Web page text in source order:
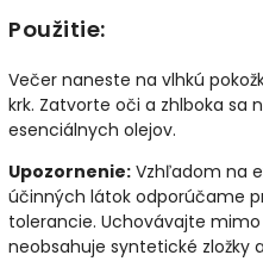
Použitie:
Večer naneste na vlhkú
krk. Zatvorte oči a zhlboka
esenciálnych olejov.
Upozornenie: Vzhľadom na
účinných látok odporúčame
tolerancie. Uchovávajte
neobsahuje syntetické zložky